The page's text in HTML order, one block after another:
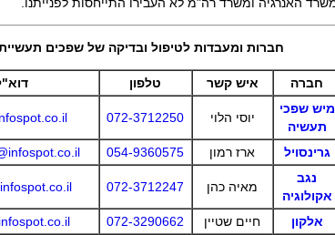
חברות ומעבדות לטיפול ובדיקה של שפכים
חברה איש קשר טלפון
מיש שפכי
תעשיה
יוסי הלוי 072-3712250
גרינסויל ארז רמון 054-9360575
נגב
אקולוגיה
מאיה כהן 072-3712247
אלקון חיים שטיין 072-3290662